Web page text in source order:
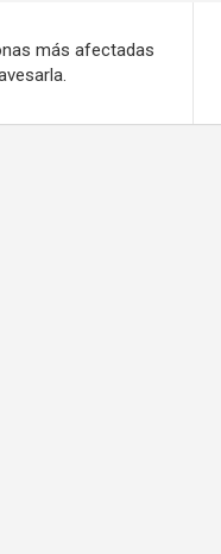
más afectadas